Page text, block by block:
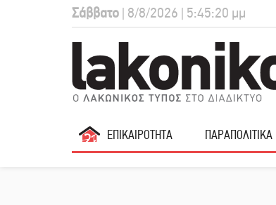
Σάββατο | 8/8/2026 | 5:45:21 μμ
ΕΠΙΚΑΙΡΟΤΗΤΑ ΠΑΡΑΠΟΛΙΤΙΚΑ